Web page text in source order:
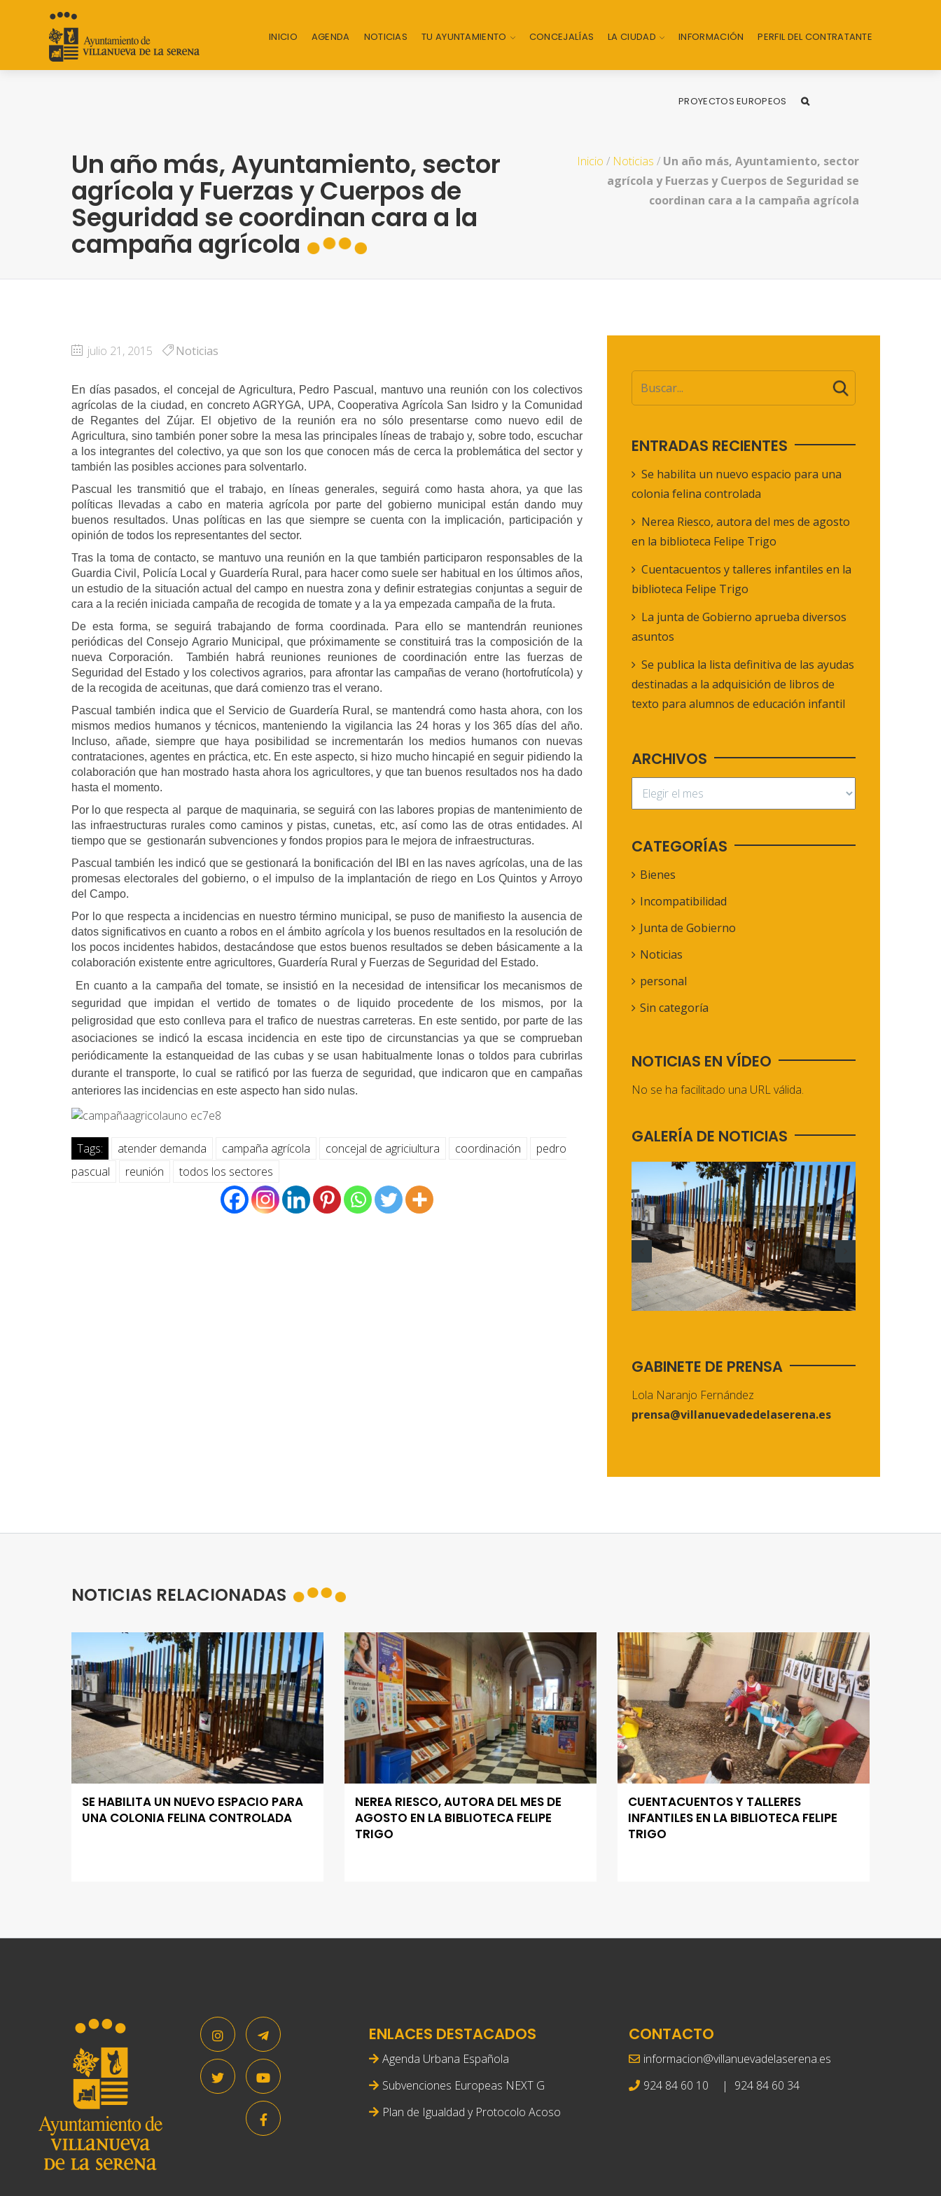
INICIO AGENDA NOTICIAS TU AYUNTAMIENTO CONCEJALÍAS LA CIUDAD INFORMACIÓN PERFIL DEL CONTRATANTE
PROYECTOS EUROPEOS
Un año más, Ayuntamiento, sector
agrícola y Fuerzas y Cuerpos de
Seguridad se coordinan cara a la
campaña agrícola
Inicio / Noticias / Un año más, Ayuntamiento, sector
agrícola y Fuerzas y Cuerpos de Seguridad se
coordinan cara a la campaña agrícola
julio 21, 2015 Noticias
En días pasados, el concejal de Agricultura, Pedro Pascual, mantuvo una reunión con los colectivos
agrícolas de la ciudad, en concreto AGRYGA, UPA, Cooperativa Agrícola San Isidro y la Comunidad
de Regantes del Zújar. El objetivo de la reunión era no sólo presentarse como nuevo edil de
Agricultura, sino también poner sobre la mesa las principales líneas de trabajo y, sobre todo, escuchar
a los integrantes del colectivo, ya que son los que conocen más de cerca la problemática del sector y
también las posibles acciones para solventarlo.
Pascual les transmitió que el trabajo, en líneas generales, seguirá como hasta ahora, ya que las
políticas llevadas a cabo en materia agrícola por parte del gobierno municipal están dando muy
buenos resultados. Unas políticas en las que siempre se cuenta con la implicación, participación y
opinión de todos los representantes del sector.
Tras la toma de contacto, se mantuvo una reunión en la que también participaron responsables de la
Guardia Civil, Policía Local y Guardería Rural, para hacer como suele ser habitual en los últimos años,
un estudio de la situación actual del campo en nuestra zona y definir estrategias conjuntas a seguir de
cara a la recién iniciada campaña de recogida de tomate y a la ya empezada campaña de la fruta.
De esta forma, se seguirá trabajando de forma coordinada. Para ello se mantendrán reuniones
periódicas del Consejo Agrario Municipal, que próximamente se constituirá tras la composición de la
nueva Corporación. También habrá reuniones reuniones de coordinación entre las fuerzas de
Seguridad del Estado y los colectivos agrarios, para afrontar las campañas de verano (hortofrutícola) y
de la recogida de aceitunas, que dará comienzo tras el verano.
Pascual también indica que el Servicio de Guardería Rural, se mantendrá como hasta ahora, con los
mismos medios humanos y técnicos, manteniendo la vigilancia las 24 horas y los 365 días del año.
Incluso, añade, siempre que haya posibilidad se incrementarán los medios humanos con nuevas
contrataciones, agentes en práctica, etc. En este aspecto, si hizo mucho hincapié en seguir pidiendo la
colaboración que han mostrado hasta ahora los agricultores, y que tan buenos resultados nos ha dado
hasta el momento.
Por lo que respecta al parque de maquinaria, se seguirá con las labores propias de mantenimiento de
las infraestructuras rurales como caminos y pistas, cunetas, etc, así como las de otras entidades. Al
tiempo que se gestionarán subvenciones y fondos propios para le mejora de infraestructuras.
Pascual también les indicó que se gestionará la bonificación del IBI en las naves agrícolas, una de las
promesas electorales del gobierno, o el impulso de la implantación de riego en Los Quintos y Arroyo
del Campo.
Por lo que respecta a incidencias en nuestro término municipal, se puso de manifiesto la ausencia de
datos significativos en cuanto a robos en el ámbito agrícola y los buenos resultados en la resolución de
los pocos incidentes habidos, destacándose que estos buenos resultados se deben básicamente a la
colaboración existente entre agricultores, Guardería Rural y Fuerzas de Seguridad del Estado.
En cuanto a la campaña del tomate, se insistió en la necesidad de intensificar los mecanismos de
seguridad que impidan el vertido de tomates o de liquido procedente de los mismos, por la
peligrosidad que esto conlleva para el trafico de nuestras carreteras. En este sentido, por parte de las
asociaciones se indicó la escasa incidencia en este tipo de circunstancias ya que se comprueban
periódicamente la estanqueidad de las cubas y se usan habitualmente lonas o toldos para cubrirlas
durante el transporte, lo cual se ratificó por las fuerza de seguridad, que indicaron que en campañas
anteriores las incidencias en este aspecto han sido nulas.
Tags: atender demanda campaña agrícola concejal de agriciultura coordinación
pedro
pascual
reunión todos los sectores
ENTRADAS RECIENTES
Se habilita un nuevo espacio para una
colonia felina controlada
Nerea Riesco, autora del mes de agosto
en la biblioteca Felipe Trigo
Cuentacuentos y talleres infantiles en la
biblioteca Felipe Trigo
La junta de Gobierno aprueba diversos
asuntos
Se publica la lista definitiva de las ayudas
destinadas a la adquisición de libros de
texto para alumnos de educación infantil
ARCHIVOS
CATEGORÍAS
Bienes
Incompatibilidad
Junta de Gobierno
Noticias
personal
Sin categoría
NOTICIAS EN VÍDEO
No se ha facilitado una URL válida.
GALERÍA DE NOTICIAS
GABINETE DE PRENSA
Lola Naranjo Fernández
prensa@villanuevadedelaserena.es
NOTICIAS RELACIONADAS
SE HABILITA UN NUEVO ESPACIO PARA
UNA COLONIA FELINA CONTROLADA
NEREA RIESCO, AUTORA DEL MES DE
AGOSTO EN LA BIBLIOTECA FELIPE
TRIGO
CUENTACUENTOS Y TALLERES
INFANTILES EN LA BIBLIOTECA FELIPE
TRIGO
ENLACES DESTACADOS
Agenda Urbana Española
Subvenciones Europeas NEXT G
Plan de Igualdad y Protocolo Acoso
CONTACTO
informacion@villanuevadelaserena.es
924 84 60 10
| 924 84 60 34